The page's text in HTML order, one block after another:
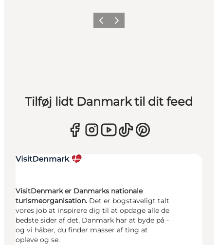
ForrigeNæste
Tilføj lidt Danmark til dit feed
VisitDenmark er Danmarks nationale
turismeorganisation. Det er bogstaveligt talt
vores job at inspirere dig til at opdage alle de
bedste sider af det, Danmark har at byde på -
og vi håber, du finder masser af ting at
opleve og se.